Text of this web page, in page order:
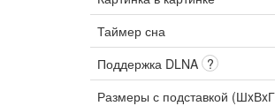
Таймер сна
Поддержка DLNA ?
Размеры с подставкой